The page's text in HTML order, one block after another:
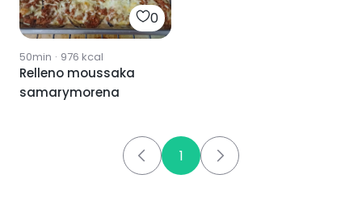
0
50min · 976 kcal
Relleno moussaka
samarymorena
1